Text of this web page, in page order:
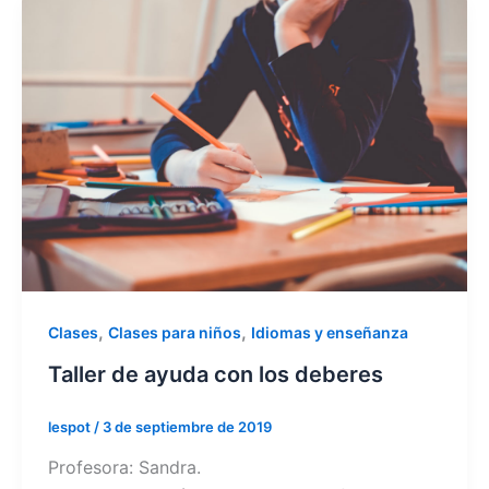
Clases, Clases para niños, Idiomas y enseñanza
Taller de ayuda con los deberes
lespot / 3 de septiembre de 2019
Profesora: Sandra.